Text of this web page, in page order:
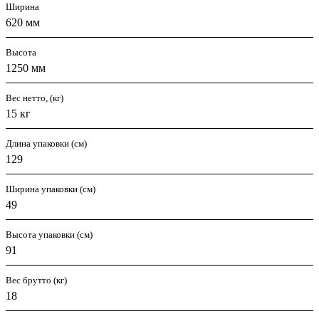
Ширина
620 мм
Высота
1250 мм
Вес нетто, (кг)
15 кг
Длина упаковки (см)
129
Ширина упаковки (см)
49
Высота упаковки (см)
91
Вес брутто (кг)
18